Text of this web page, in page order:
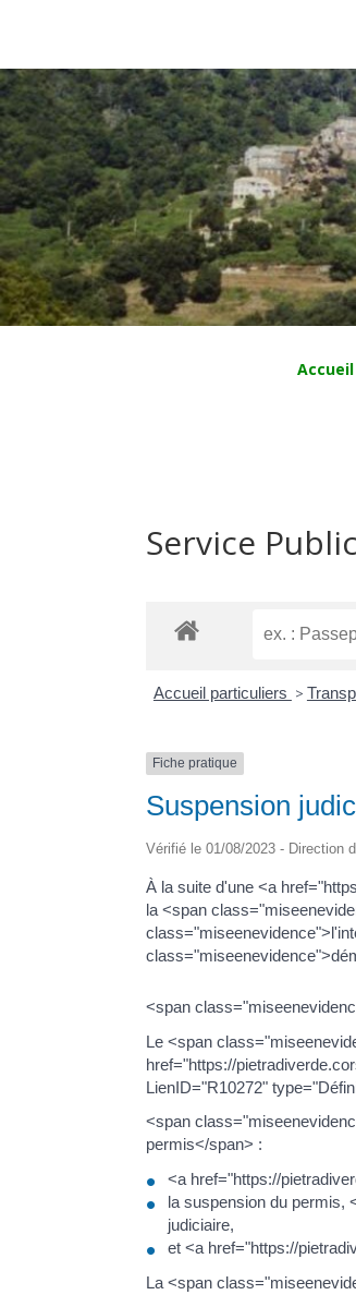
Accueil
Service Public
Accueil particuliers >
Fiche pratique
Suspension
Vérifié le 01/08/2023 - Direction
À la suite d'une <a
la <span
<span
Le <span
href="https://
LienID="R10272"
<span
permis</span> :
<a href="https://
la suspension du permis,
judiciaire,
et <a href="https://
La <span